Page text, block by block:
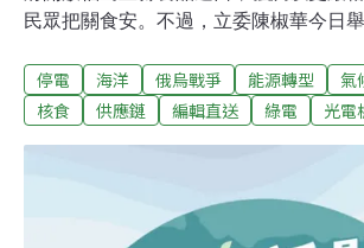
民眾把關食安。不過，立委陳椒華今日
就必須追加檢驗鍶90，且為避免洗產地
原料產地。陳椒華也提及，衛福部聲稱
抽件要有合理比例。（公視新聞、中央社
停電 海洋 俄烏戰爭 能源轉型 氣
核食
供應鏈 編輯直送 綠電 光電